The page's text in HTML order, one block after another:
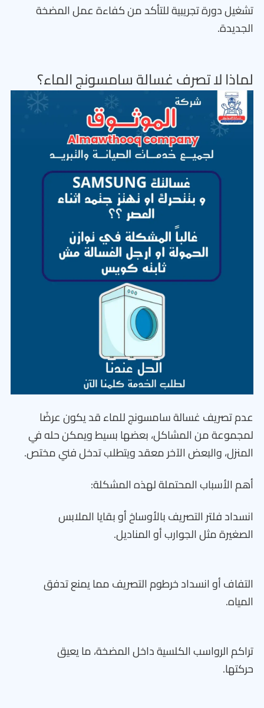
تشغيل دورة تجريبية للتأكد من كفاءة عمل المضخة
الجديدة.
لماذا لا تصرف غسالة سامسونج الماء؟
عدم تصريف غسالة سامسونج للماء قد يكون عرضًا
لمجموعة من المشاكل، بعضها بسيط ويمكن حله في
المنزل، والبعض الآخر معقد ويتطلب تدخل فني مختص.
أهم الأسباب المحتملة لهذه المشكلة:
انسداد فلتر التصريف بالأوساخ أو بقايا الملابس
الصغيرة مثل الجوارب أو المناديل.
التفاف أو انسداد خرطوم التصريف مما يمنع تدفق
المياه.
تراكم الرواسب الكلسية داخل المضخة، ما يعيق
حركتها.